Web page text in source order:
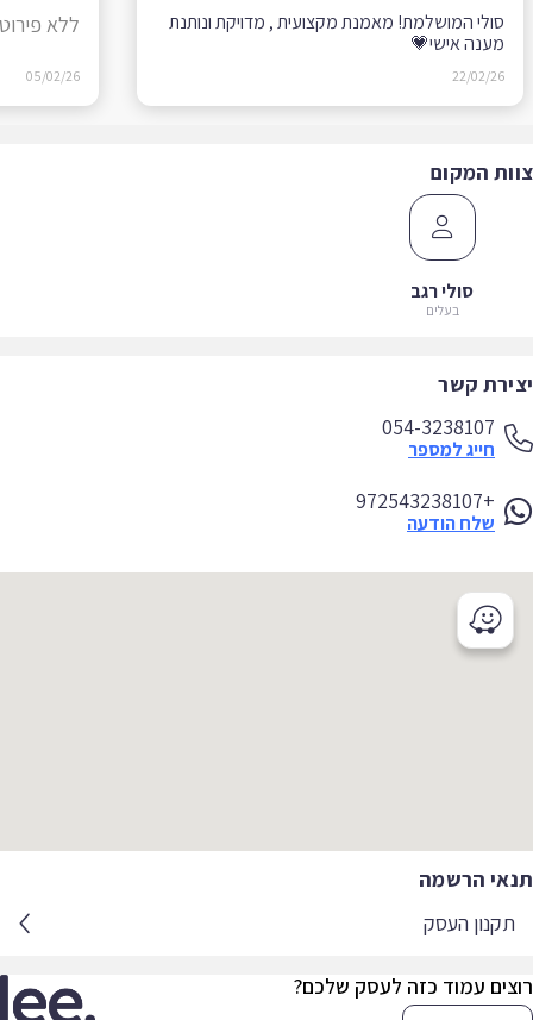
סולי המושלמת! מאמנת מקצועית , מדויקת ונותנת
מענה אישי💗
22/02/26
ללא פירוט
05/02/26
המקום
סולי רגב
בעלים
קשר
054-3238107
חייג למספר
+972543238107
שלח הודעה
הרשמה
תקנון העסק
עמוד כזה לעסק שלכם?